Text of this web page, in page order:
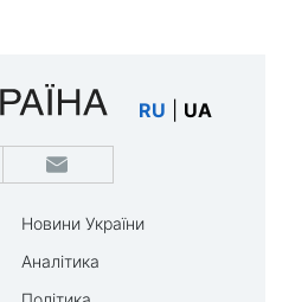
RU UA
Новини України
Аналітика